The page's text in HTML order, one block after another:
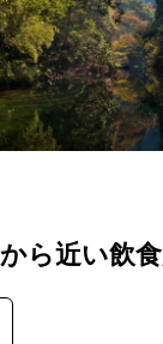
ら近い飲